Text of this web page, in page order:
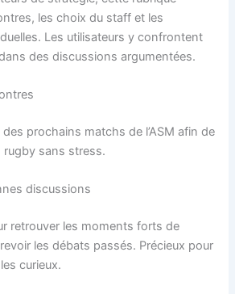
les choix du staff et les
Les utilisateurs y confrontent
des discussions argumentées.
prochains matchs de l’ASM afin de
rugby sans stress.
discussions
retrouver les moments forts de
les débats passés. Précieux pour
curieux.